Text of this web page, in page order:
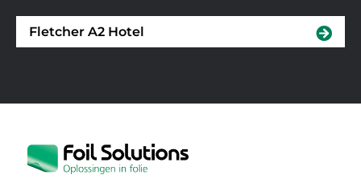
Fletcher A2 Hotel